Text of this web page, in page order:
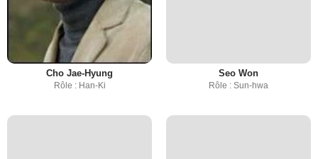
Cho Jae-Hyung
Rôle : Han-Ki
Seo Won
Rôle : Sun-hwa